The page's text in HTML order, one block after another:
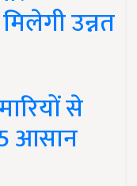
उन्नत
से
आसान